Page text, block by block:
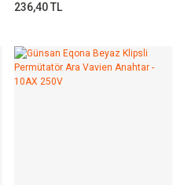
236,40 TL